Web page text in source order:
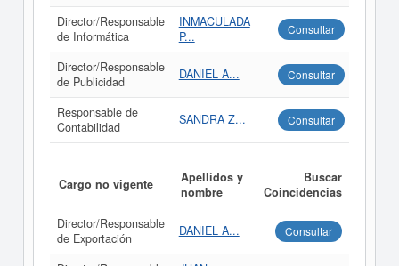
Director/Responsable
de Informática
INMACULADA
P...
Consultar
Director/Responsable
de Publicidad
DANIEL A... Consultar
Responsable de
Contabilidad
SANDRA Z... Consultar
Cargo no vigente
Apellidos y
nombre
Buscar
Coincidencias
Director/Responsable
de Exportación
DANIEL A... Consultar